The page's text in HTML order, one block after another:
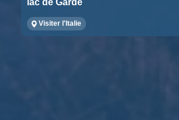
lac de Garde
Visiter l'Italie